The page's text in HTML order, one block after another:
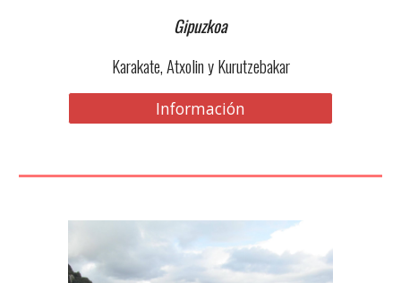
Gipuzkoa
Karakate, Atxolin y Kurutzebakar
Información